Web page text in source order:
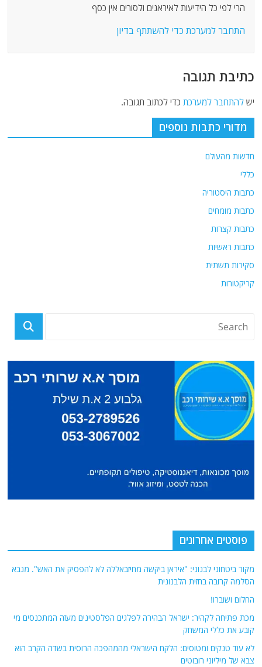
הרי לפי כל הידיעות לאיראנים ולסורים אין כסף
התחבר למערכת כדי להשתתף בדיון
כתיבת תגובה
ישלהתחבר למערכת כדי לכתוב תגובה.
מדורי כתבות נוספים
חדשות מהעולם
כללי
כתבות היסטוריה
כתבות מומחים
כתבות קצרות
כתבות ראשיות
סקירות תשתית
קריקטורות
פוסטים אחרונים
מקור ביטחוני לבנוני: "איראן ביקשה מחיזבאללה לא להפסיק את האש". מנבא
הסלמה קרובה בחזית הלבנונית
החלום ושוברו!
מכת פתיחה לקהיר: ישראל הבהירה לפלגים הפלסטינים מעזה המתכנסים מי
קובע את כללי המשחק
לא עוד טנקים ומטוסים: הלקח הישראלי מהמהפכה הרוסית בשדה הקרב הוא
צבא של מיליוני רובוטים